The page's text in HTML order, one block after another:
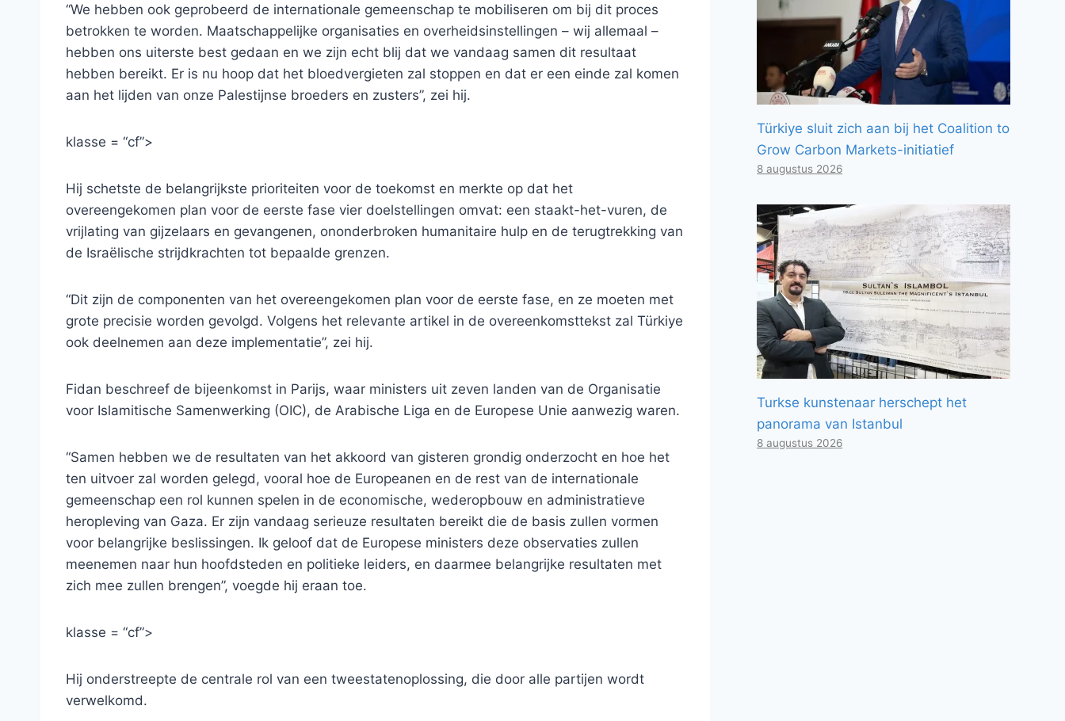
“We hebben ook geprobeerd de internationale gemeenschap te mobiliseren om bij dit proces
betrokken te worden. Maatschappelijke organisaties en overheidsinstellingen – wij allemaal –
hebben ons uiterste best gedaan en we zijn echt blij dat we vandaag samen dit resultaat
hebben bereikt. Er is nu hoop dat het bloedvergieten zal stoppen en dat er een einde zal komen
aan het lijden van onze Palestijnse broeders en zusters”, zei hij.
klasse = “cf”>
Hij schetste de belangrijkste prioriteiten voor de toekomst en merkte op dat het
overeengekomen plan voor de eerste fase vier doelstellingen omvat: een staakt-het-vuren, de
vrijlating van gijzelaars en gevangenen, ononderbroken humanitaire hulp en de terugtrekking van
de Israëlische strijdkrachten tot bepaalde grenzen.
“Dit zijn de componenten van het overeengekomen plan voor de eerste fase, en ze moeten met
grote precisie worden gevolgd. Volgens het relevante artikel in de overeenkomsttekst zal Türkiye
ook deelnemen aan deze implementatie”, zei hij.
Fidan beschreef de bijeenkomst in Parijs, waar ministers uit zeven landen van de Organisatie
voor Islamitische Samenwerking (OIC), de Arabische Liga en de Europese Unie aanwezig waren.
“Samen hebben we de resultaten van het akkoord van gisteren grondig onderzocht en hoe het
ten uitvoer zal worden gelegd, vooral hoe de Europeanen en de rest van de internationale
gemeenschap een rol kunnen spelen in de economische, wederopbouw en administratieve
heropleving van Gaza. Er zijn vandaag serieuze resultaten bereikt die de basis zullen vormen
voor belangrijke beslissingen. Ik geloof dat de Europese ministers deze observaties zullen
meenemen naar hun hoofdsteden en politieke leiders, en daarmee belangrijke resultaten met
zich mee zullen brengen”, voegde hij eraan toe.
klasse = “cf”>
Hij onderstreepte de centrale rol van een tweestatenoplossing, die door alle partijen wordt
verwelkomd.
Türkiye sluit zich aan bij het Coalition to
Grow Carbon Markets-initiatief
8 augustus 2026
Turkse kunstenaar herschept het
panorama van Istanbul
8 augustus 2026